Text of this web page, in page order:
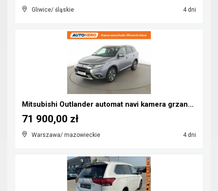
Gliwice/ śląskie 4 dni
Mitsubishi Outlander automat navi kamera grzane fo...
Warszawa/ mazowieckie 4 dni
71 900,00 zł